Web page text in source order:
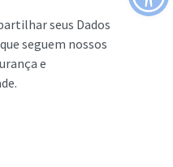
seus Dados
seguem nossos
e